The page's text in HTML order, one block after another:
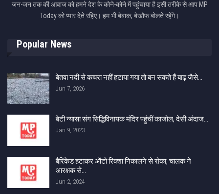
जन-जन तक की आवाज को हमने देश के कोने-कोने में पहुंचाया है इसी तरीके से आप MP
Today को प्यार देते रहिए। हम भी बेबाक, बेखौफ बोलते रहेंगे।
Popular News
बेतवा नदी से कचरा नहीं हटाया गया तो बन सकते हैं बाढ़ जैसे…
Jun 7, 2026
बेटी न्यासा संग सिद्धिविनायक मंदिर पहुंचीं काजोल, देसी अंदाज…
Jan 9, 2023
बैरिकेड हटाकर ऑटो रिक्‍शा निकालने से रोका, चालक ने
आरक्षक से…
Jun 2, 2024